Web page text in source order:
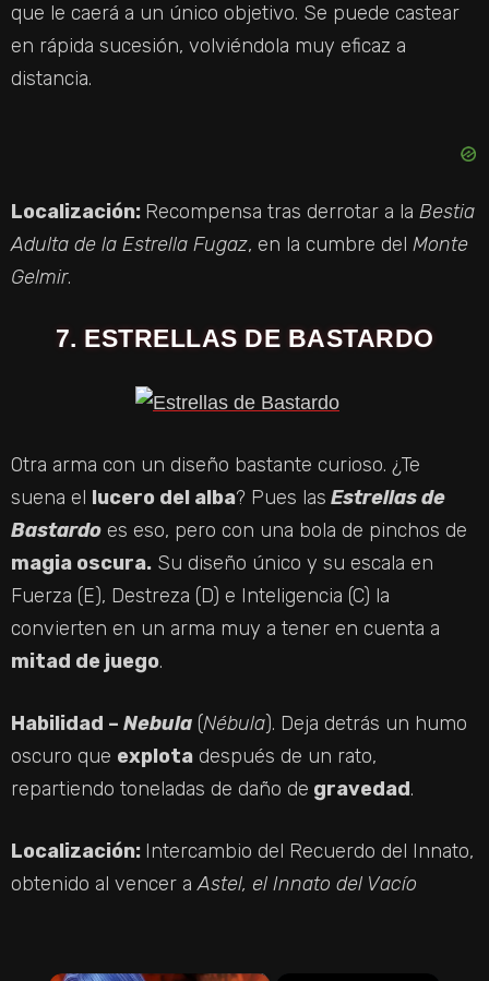
que le caerá a un único objetivo. Se puede castear
en rápida sucesión, volviéndola muy eficaz a
distancia.
Localización: Recompensa tras derrotar a la Bestia
Adulta de la Estrella Fugaz, en la cumbre del Monte
Gelmir.
7. ESTRELLAS DE BASTARDO
Otra arma con un diseño bastante curioso. ¿Te
suena el lucero del alba? Pues las Estrellas de
Bastardo es eso, pero con una bola de pinchos de
magia oscura. Su diseño único y su escala en
Fuerza (E), Destreza (D) e Inteligencia (C) la
convierten en un arma muy a tener en cuenta a
mitad de juego.
Habilidad – Nebula (Nébula). Deja detrás un humo
oscuro que explota después de un rato,
repartiendo toneladas de daño de gravedad.
Localización: Intercambio del Recuerdo del Innato,
obtenido al vencer aAstel, el Innato del Vacío